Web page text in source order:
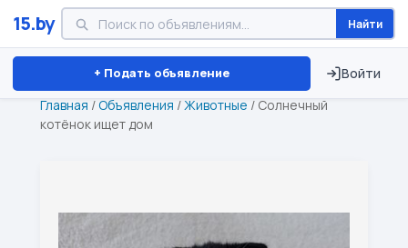
15.by Найти
+ Подать объявление Войти
Минск Витебск Брест ⏱ ТОЛЬКО 15 ДНЕЙ
Главная /Объявления /Животные / Солнечный
котёнок ищет дом